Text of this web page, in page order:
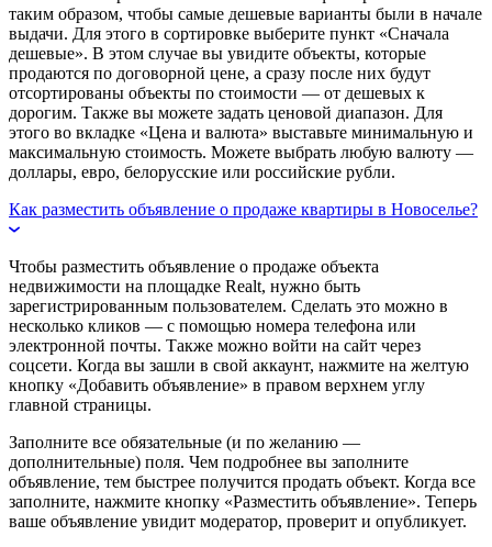
таким образом, чтобы самые дешевые варианты были в начале
выдачи. Для этого в сортировке выберите пункт «Сначала
дешевые». В этом случае вы увидите объекты, которые
продаются по договорной цене, а сразу после них будут
отсортированы объекты по стоимости — от дешевых к
дорогим. Также вы можете задать ценовой диапазон. Для
этого во вкладке «Цена и валюта» выставьте минимальную и
максимальную стоимость. Можете выбрать любую валюту —
доллары, евро, белорусские или российские рубли.
Как разместить объявление о продаже квартиры в Новоселье?
Чтобы разместить объявление о продаже объекта
недвижимости на площадке Realt, нужно быть
зарегистрированным пользователем. Сделать это можно в
несколько кликов — с помощью номера телефона или
электронной почты. Также можно войти на сайт через
соцсети. Когда вы зашли в свой аккаунт, нажмите на желтую
кнопку «Добавить объявление» в правом верхнем углу
главной страницы.
Заполните все обязательные (и по желанию —
дополнительные) поля. Чем подробнее вы заполните
объявление, тем быстрее получится продать объект. Когда все
заполните, нажмите кнопку «Разместить объявление». Теперь
ваше объявление увидит модератор, проверит и опубликует.